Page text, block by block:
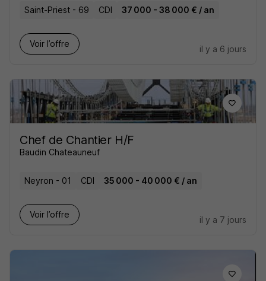
Saint-Priest - 69 CDI 37 000 - 38 000 € / an
Voir l’offre
il y a 6 jours
Chef de Chantier H/F
Baudin Chateauneuf
Neyron - 01 CDI 35 000 - 40 000 € / an
Voir l’offre
il y a 7 jours